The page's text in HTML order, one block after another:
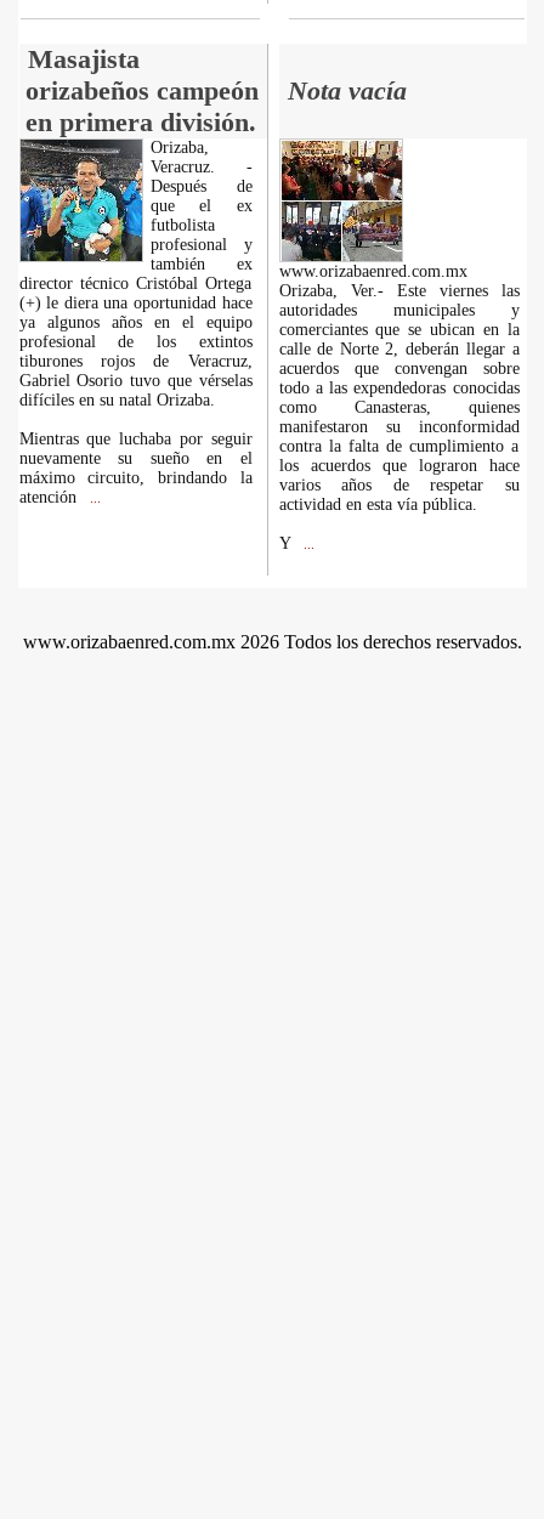
Masajista
orizabeños campeón
en primera división.
Nota vacía
Orizaba,
Veracruz. -
Después de
que el ex
futbolista
profesional y
también ex
director técnico Cristóbal Ortega
(+) le diera una oportunidad hace
ya algunos años en el equipo
profesional de los extintos
tiburones rojos de Veracruz,
Gabriel Osorio tuvo que vérselas
difíciles en su natal Orizaba.
Mientras que luchaba por seguir
nuevamente su sueño en el
máximo circuito, brindando la
atención
www.orizabaenred.com.mx
Orizaba, Ver.- Este viernes las
autoridades municipales y
comerciantes que se ubican en la
calle de Norte 2, deberán llegar a
acuerdos que convengan sobre
todo a las expendedoras conocidas
como Canasteras, quienes
manifestaron su inconformidad
contra la falta de cumplimiento a
los acuerdos que lograron hace
varios años de respetar su
actividad en esta vía pública.
Y
www.orizabaenred.com.mx 2026 Todos los derechos reservados.